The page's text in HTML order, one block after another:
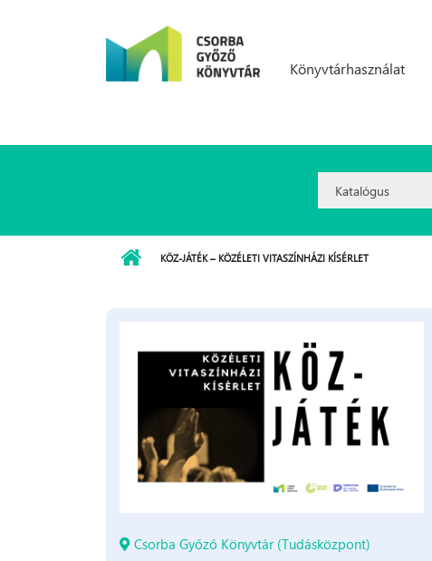
Könyvtárhasználat
Option:
KÖZ-JÁTÉK – KÖZÉLETI VITASZÍNHÁZI KÍSÉRLET
Csorba Győző Könyvtár (Tudásközpont)